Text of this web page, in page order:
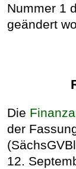
Nummer 1
geändert
Die
der
12.